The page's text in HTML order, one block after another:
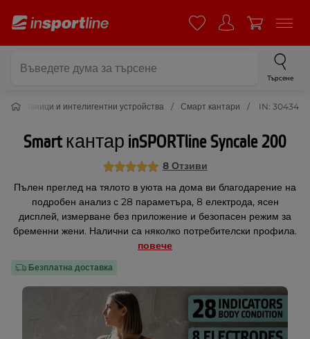
Търсене
часовници и интелигентни устройства Смарт кантари IN: 30434
Smart кантар inSPORTline Syncale 200
8 Отзиви
Пълен преглед на тялото в уюта на дома ви благодарение на
подробен анализ с 28 параметъра, 8 електрода, ясен
дисплей, измерване без приложение и безопасен режим за
бременни жени. Налични са няколко потребителски профила.
повече
Безплатна доставка